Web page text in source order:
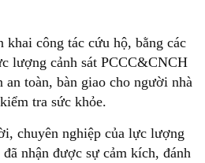
khai công tác cứu hộ, bằng các
lượng cảnh sát PCCC&CNCH
an toàn, bàn giao cho người nhà
tra sức khỏe.
chuyên nghiệp của lực lượng
nhận được sự cảm kích, đánh